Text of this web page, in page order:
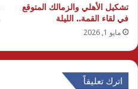
تشكيل الأهلي والزمالك المتوقع
في لقاء القمة.. الليلة
مايو 1, 2026
اترك تعليقاً